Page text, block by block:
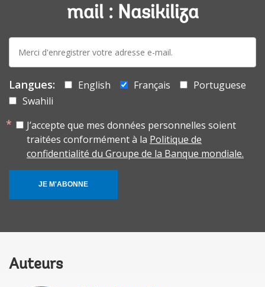
mail : Nasikiliza
mail:
Langues: English Français
Portuguese
Swahili
J’accepte que mes données personnelles soient
traitées conformément à la Politique de
confidentialité du Groupe de la Banque mondiale.
JE M'ABONNE
Auteurs